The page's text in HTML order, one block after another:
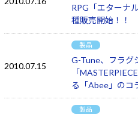
RPG「エターナ
種販売開始！！
2010.07.15
製品
G-Tune、フラグ
「
る「Abee」のコ
製品